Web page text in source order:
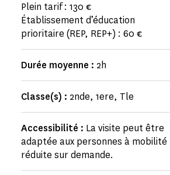
Plein tarif : 130 €
Établissement d’éducation
prioritaire (REP, REP+) : 60 €
Durée moyenne : 2h
Classe(s) : 2nde, 1ere, Tle
Accessibilité : La visite peut être
adaptée aux personnes à mobilité
réduite sur demande.